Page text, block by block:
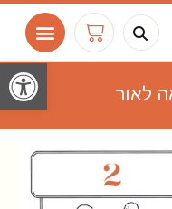
חיפוש
עגלת
קניות
לאור